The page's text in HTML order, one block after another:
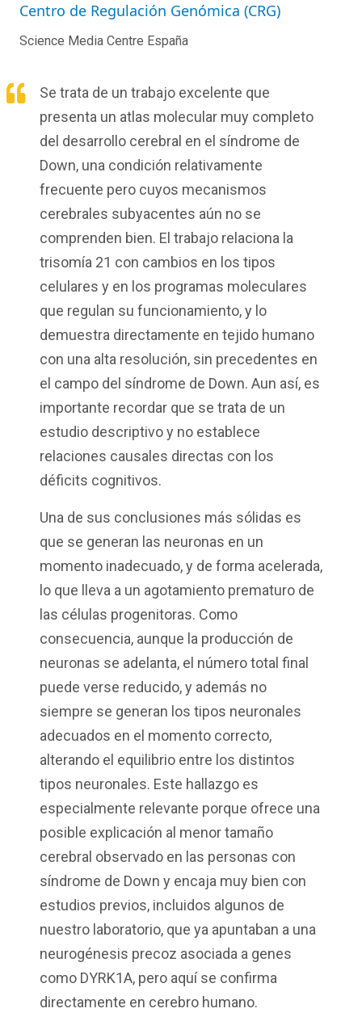
Centro de Regulación Genómica (CRG)
Science Media Centre España
Se trata de un trabajo excelente que
presenta un atlas molecular muy completo
del desarrollo cerebral en el síndrome de
Down, una condición relativamente
frecuente pero cuyos mecanismos
cerebrales subyacentes aún no se
comprenden bien. El trabajo relaciona la
trisomía 21 con cambios en los tipos
celulares y en los programas moleculares
que regulan su funcionamiento, y lo
demuestra directamente en tejido humano
con una alta resolución, sin precedentes en
el campo del síndrome de Down. Aun así, es
importante recordar que se trata de un
estudio descriptivo y no establece
relaciones causales directas con los
déficits cognitivos.
Una de sus conclusiones más sólidas es
que se generan las neuronas en un
momento inadecuado, y de forma acelerada,
lo que lleva a un agotamiento prematuro de
las células progenitoras. Como
consecuencia, aunque la producción de
neuronas se adelanta, el número total final
puede verse reducido, y además no
siempre se generan los tipos neuronales
adecuados en el momento correcto,
alterando el equilibrio entre los distintos
tipos neuronales. Este hallazgo es
especialmente relevante porque ofrece una
posible explicación al menor tamaño
cerebral observado en las personas con
síndrome de Down y encaja muy bien con
estudios previos, incluidos algunos de
nuestro laboratorio, que ya apuntaban a una
neurogénesis precoz asociada a genes
como DYRK1A, pero aquí se confirma
directamente en cerebro humano.